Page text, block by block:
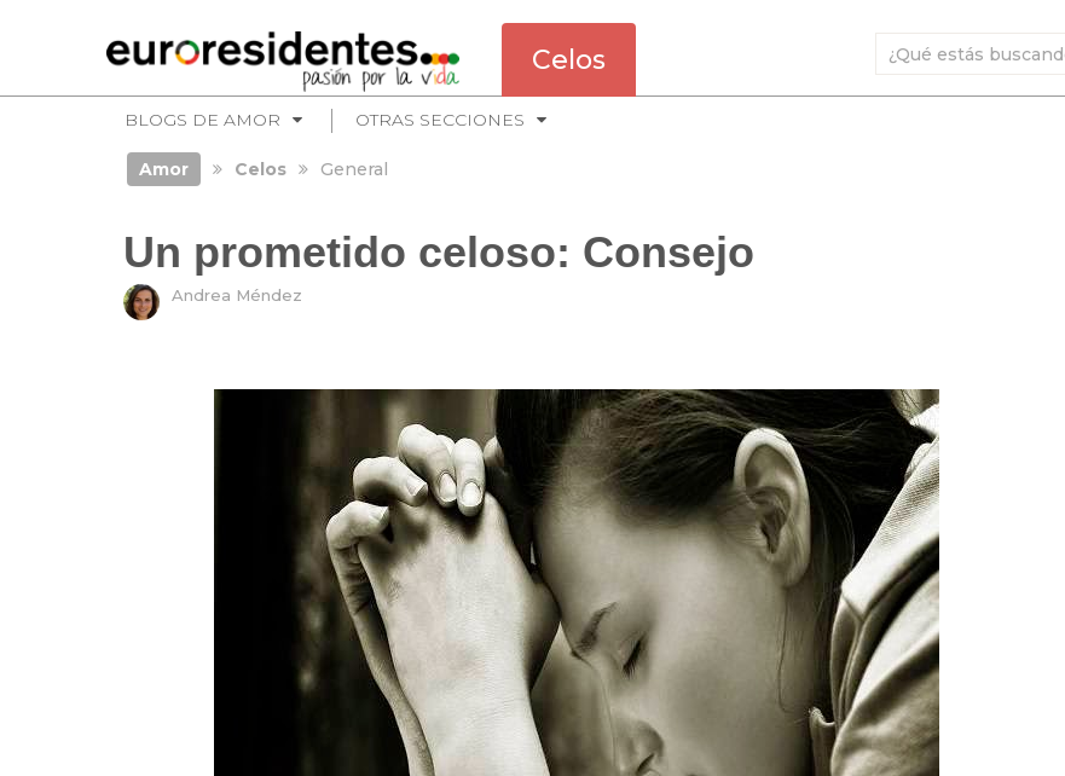
Celos
BLOGS DE AMOR OTRAS SECCIONES
Amor Celos General
Un prometido celoso: Consejo
Andrea Méndez